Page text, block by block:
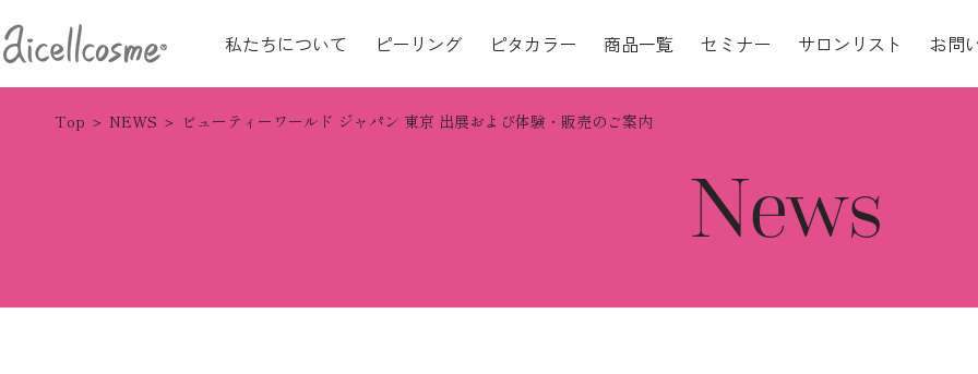
私たちについて ピーリング ピタカラー 商品一覧 セミナー サロンリスト お問
Top NEWS ビューティーワールド ジャパン 東京 出展および体験・販売のご案内
News